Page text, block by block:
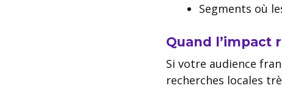
Segments où
Quand l’impact
Si votre audience
recherches locales